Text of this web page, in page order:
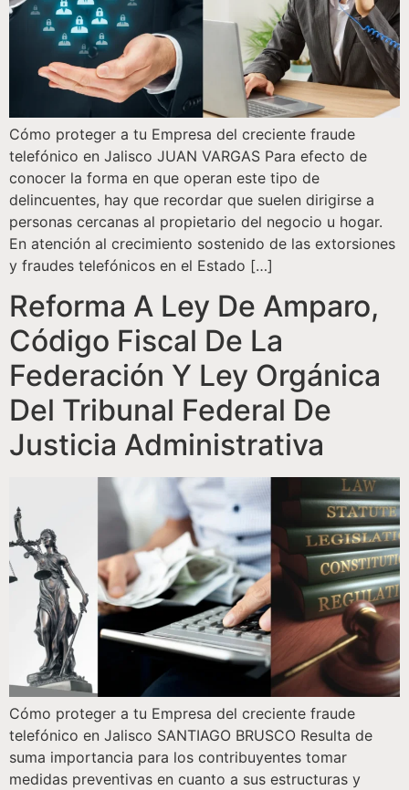
Cómo proteger a tu Empresa del creciente fraude
telefónico en Jalisco JUAN VARGAS Para efecto de
conocer la forma en que operan este tipo de
delincuentes, hay que recordar que suelen dirigirse a
personas cercanas al propietario del negocio u hogar.
En atención al crecimiento sostenido de las extorsiones
y fraudes telefónicos en el Estado […]
Reforma A Ley De Amparo,
Código Fiscal De La
Federación Y Ley Orgánica
Del Tribunal Federal De
Justicia Administrativa
Cómo proteger a tu Empresa del creciente fraude
telefónico en Jalisco SANTIAGO BRUSCO Resulta de
suma importancia para los contribuyentes tomar
medidas preventivas en cuanto a sus estructuras y